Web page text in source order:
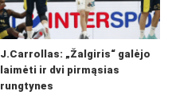
J.Carrollas: „Žalgiris“ galėjo
laimėti ir dvi pirmąsias
rungtynes